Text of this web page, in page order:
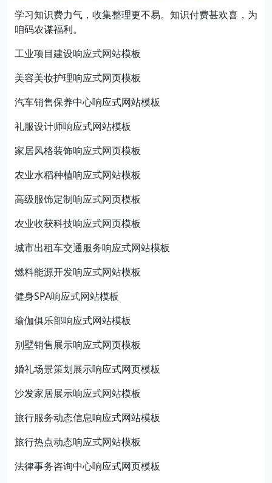
学习知识费力气，收集整理更不易。知识付费甚欢喜，为
咱码农谋福利。
工业项目建设响应式网站模板
美容美妆护理响应式网页模板
汽车销售保养中心响应式网站模板
礼服设计师响应式网站模板
家居风格装饰响应式网页模板
农业水稻种植响应式网站模板
高级服饰定制响应式网页模板
农业收获科技响应式网页模板
城市出租车交通服务响应式网站模板
燃料能源开发响应式网站模板
健身SPA响应式网站模板
瑜伽俱乐部响应式网站模板
别墅销售展示响应式网页模板
婚礼场景策划展示响应式网页模板
沙发家居展示响应式网站模板
旅行服务动态信息响应式网站模板
旅行热点动态响应式网站模板
法律事务咨询中心响应式网页模板